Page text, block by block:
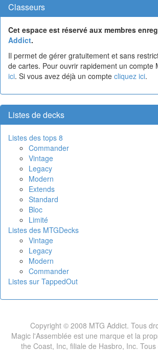
Classeurs
Cet espace est réservé aux membres
Addict.
Il permet de gérer gratuitement et sans
de cartes. Pour ouvrir rapidement un compte
ici. Si vous avez déjà un compte cliquez ici.
Listes de decks
Listes des tops 8
Commander
Vintage
Legacy
Modern
Extends
Standard
Bloc
Limité
Listes des MTGDecks
Vintage
Legacy
Modern
Commander
Listes sur TappedOut
Copyright © 2008 MTG Addict. Tous
Magic l'Assemblée est une marque et la
the Coast, Inc, filiale de Hasbro, Inc.